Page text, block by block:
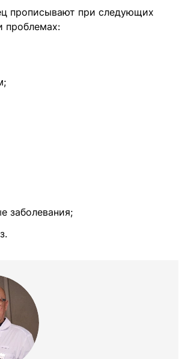
прописывают при следующих
проблемах:
заболевания;